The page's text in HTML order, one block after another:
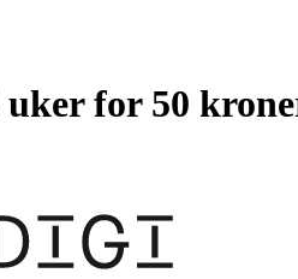
uker for 50